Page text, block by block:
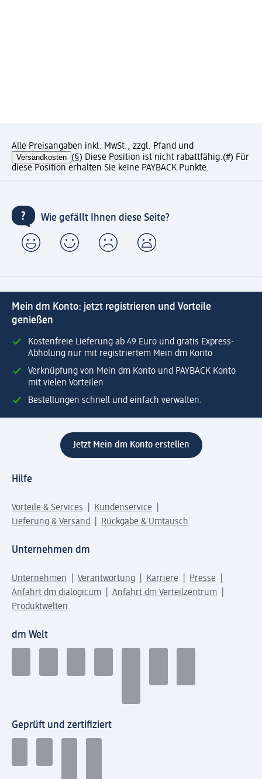
Alle Preisangaben inkl. MwSt., zzgl. Pfand und
Versandkosten (§) Diese Position ist nicht rabattfähig.(#) Für
diese Position erhalten Sie keine PAYBACK Punkte.
Wie gefällt Ihnen diese Seite?
Mein dm Konto: jetzt registrieren und Vorteile
genießen
Kostenfreie Lieferung ab 49 Euro und gratis Express-
Abholung nur mit registriertem Mein dm Konto
Verknüpfung von Mein dm Konto und PAYBACK Konto
mit vielen Vorteilen
Bestellungen schnell und einfach verwalten.
Jetzt Mein dm Konto erstellen
Hilfe
Vorteile & Services
Kundenservice
Lieferung & Versand
Rückgabe & Umtausch
Unternehmen dm
Unternehmen Verantwortung Karriere
Presse
Anfahrt dm dialogicum
Anfahrt dm Verteilzentrum
Produktwelten
dm Welt
Geprüft und zertifiziert